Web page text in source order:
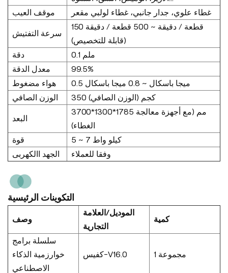
موقف العيب
غطاء علوي، جدار جانبي، غطاء لولبي مقعر
سرعة التفتيش
150 قطعة / دقيقة ~ 500 قطعة / دقيقة
(قابلة للتخصيص)
دقة
0.1 ملم
معدل الدقة
99.5%
هواء مضغوط
0.5 ميجا باسكال ~ 0.8 ميجا باسكال
الوزن الصافي
350 كجم (الوزن الصافي)
البعد
3700*1300*1785 مم (مع أجهزة معالجة
الغطاء)
قوة
5 ~ 7 كيلو واط
الجهد االكهربى
وفقا للعملاء
التكوينات الرئيسية
وصف
الموديل/العلامة
التجارية
كمية
سلسلة برامج
خوارزمية الذكاء
الاصطناعي
كفيس-V16.0 1 مجموعة